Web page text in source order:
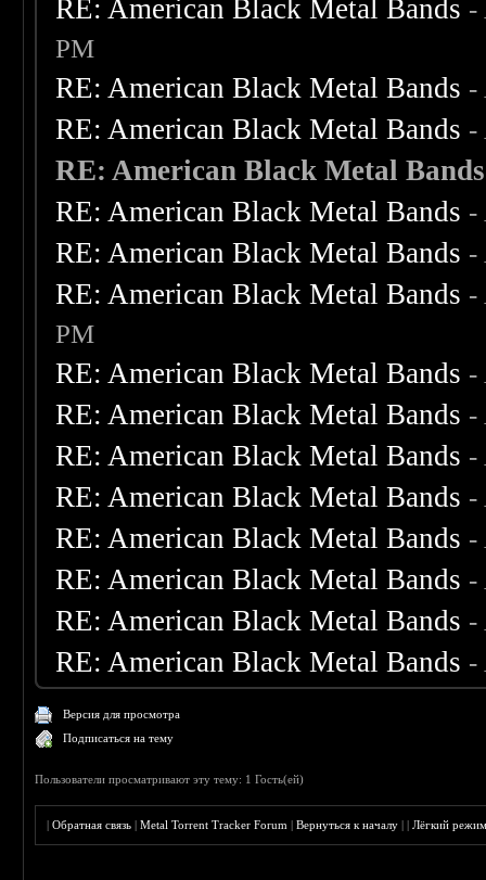
RE: American Black Metal Bands -
PM
RE: American Black Metal Bands -
RE: American Black Metal Bands -
RE: American Black Metal Bands
RE: American Black Metal Bands -
RE: American Black Metal Bands -
RE: American Black Metal Bands -
PM
RE: American Black Metal Bands -
RE: American Black Metal Bands -
RE: American Black Metal Bands -
RE: American Black Metal Bands -
RE: American Black Metal Bands -
RE: American Black Metal Bands -
RE: American Black Metal Bands -
RE: American Black Metal Bands -
Версия для просмотра
Подписаться на тему
Пользователи просматривают эту тему: 1 Гость(ей)
|Обратная связь |Metal Torrent Tracker Forum |Вернуться к началу ||Лёгкий